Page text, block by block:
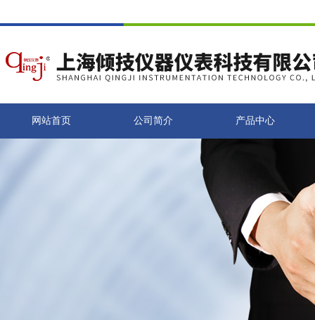
网站首页 公司简介 产品中心